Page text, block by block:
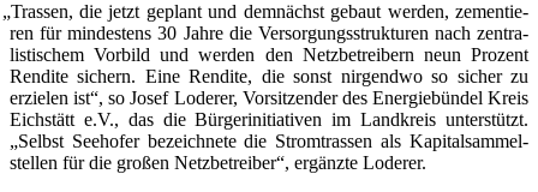
„Tras­sen, die jetzt geplant und dem­nächst gebaut wer­den, zemen­tie­
ren für min­des­tens 30 Jah­re die Ver­sor­gungs­struk­tu­ren nach zen­tra­
lis­ti­schem Vor­bild und wer­den den Netz­be­trei­bern neun Pro­zent
Ren­di­te sichern. Eine Ren­di­te, die sonst nir­gend­wo so sicher zu
erzie­len ist“, so Josef Lode­rer, Vor­sit­zen­der des Ener­gie­bün­del Kreis
Eich­stätt e.V., das die Bür­ger­initia­ti­ven im Land­kreis unter­stützt.
„Selbst See­ho­fer bezeich­ne­te die Strom­tras­sen als Kapi­tal­sam­mel­
stel­len für die gro­ßen Netz­be­trei­ber“, ergänz­te Loderer.